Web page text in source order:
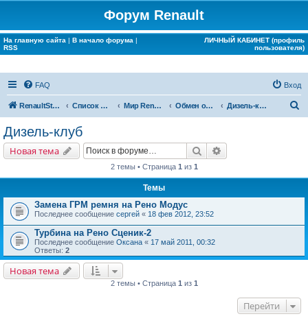
Форум Renault
На главную сайта | В начало форума |
RSS
ЛИЧНЫЙ КАБИНЕТ (профиль
пользователя)
FAQ Вход
RenaultStory Список форумов Мир Renault Обмен опытом Дизель-клуб
Дизель-клуб
Новая тема Поиск
2 темы • Страница 1 из 1
Темы
Замена ГРМ ремня на Рено Модус
Последнее сообщение сергей « 18 фев 2012, 23:52
Турбина на Рено Сценик-2
Последнее сообщение Оксана « 17 май 2011, 00:32
Ответы: 2
Новая тема
2 темы • Страница 1 из 1
Перейти